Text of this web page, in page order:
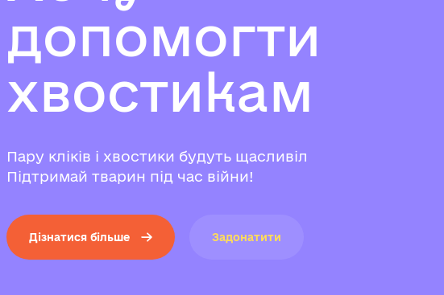
допомогти
хвостикам
Пару кліків і хвостики будуть щасливіл
Підтримай тварин під час війни!
Дізнатися більше Задонатити